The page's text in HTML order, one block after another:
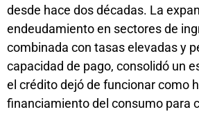
desde hace dos décadas. La
endeudamiento en sectores de
combinada con tasas elevadas y
capacidad de pago, consolidó un
el crédito dejó de funcionar como
financiamiento del consumo para